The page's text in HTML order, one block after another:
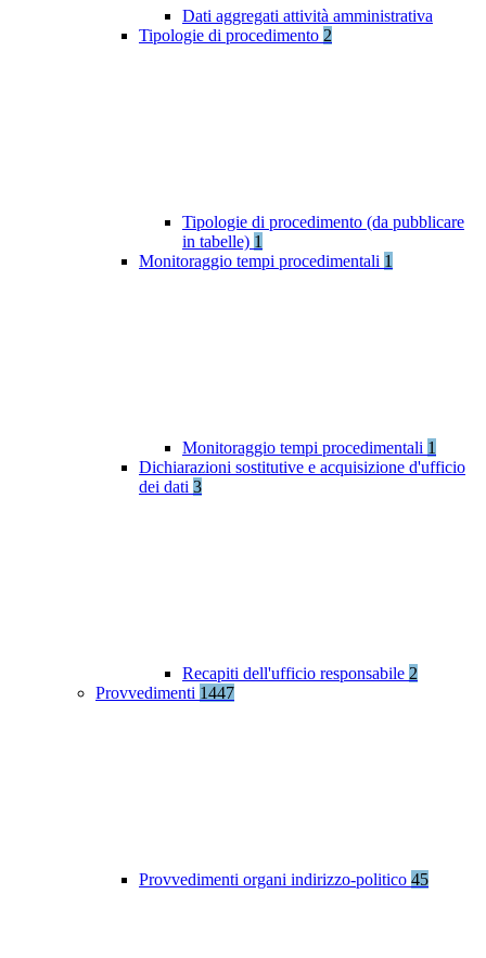
Dati aggregati attività amministrativa
Tipologie di procedimento 2
Tipologie di procedimento (da pubblicare
in tabelle) 1
Monitoraggio tempi procedimentali 1
Monitoraggio tempi procedimentali 1
Dichiarazioni sostitutive e acquisizione d'ufficio
dei dati 3
Recapiti dell'ufficio responsabile 2
Provvedimenti 1447
Provvedimenti organi indirizzo-politico 45